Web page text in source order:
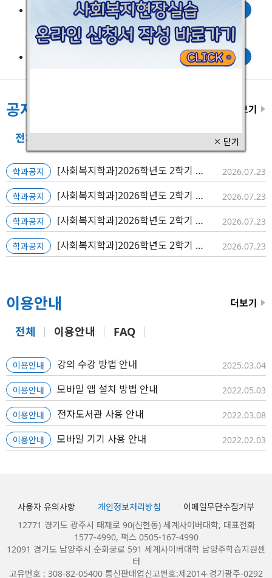
 닫기
학습자용 매뉴얼(iOS)
공지사항
전체 학교공지 학과공지 새소식
+
학과공지 [사회복지학과]2026학년도 2학기 재학생 수강신청 교과목 안내 [2025학년도 2학기 신입학자] 2026.07.23
학과공지 [사회복지학과]2026학년도 2학기 재학생 수강신청 교과목 안내 [2025학년도 1학기 신입학자] 2026.07.23
학과공지 [사회복지학과]2026학년도 2학기 재학생 수강신청 교과목 안내 [2026학년도 1학기 신입학자] 2026.07.23
학과공지 [사회복지학과]2026학년도 2학기 재학생 수강신청 교과목 안내 [2026학년도 1학기 편입학자] 2026.07.23
이용안내
전체 이용안내 FAQ
+
이용안내 강의 수강 방법 안내 2025.03.04
이용안내 모바일 앱 설치 방법 안내 2022.05.03
이용안내 전자도서관 사용 안내 2022.03.08
이용안내 모바일 기기 사용 안내 2022.02.03
사용자 유의사항 개인정보처리방침
이메일무단수집거부
12771 경기도 광주시 태재로 90(신현동) 세계사이버대학, 대표전화
1577-4990, 팩스 0505-167-4990
12091 경기도 남양주시 순화궁로 591 세계사이버대학 남양주학습지원센
터
고유번호 : 308-82-05400 통신판매업신고번호:제2014-경기광주-0292